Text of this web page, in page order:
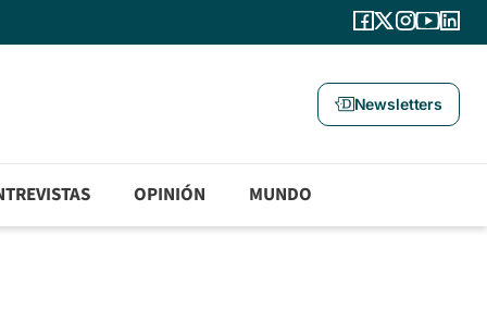
Newsletters
OPINIÓN MUNDO